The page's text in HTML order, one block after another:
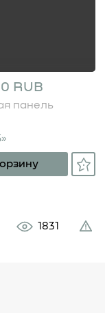
RUB
панель
1831